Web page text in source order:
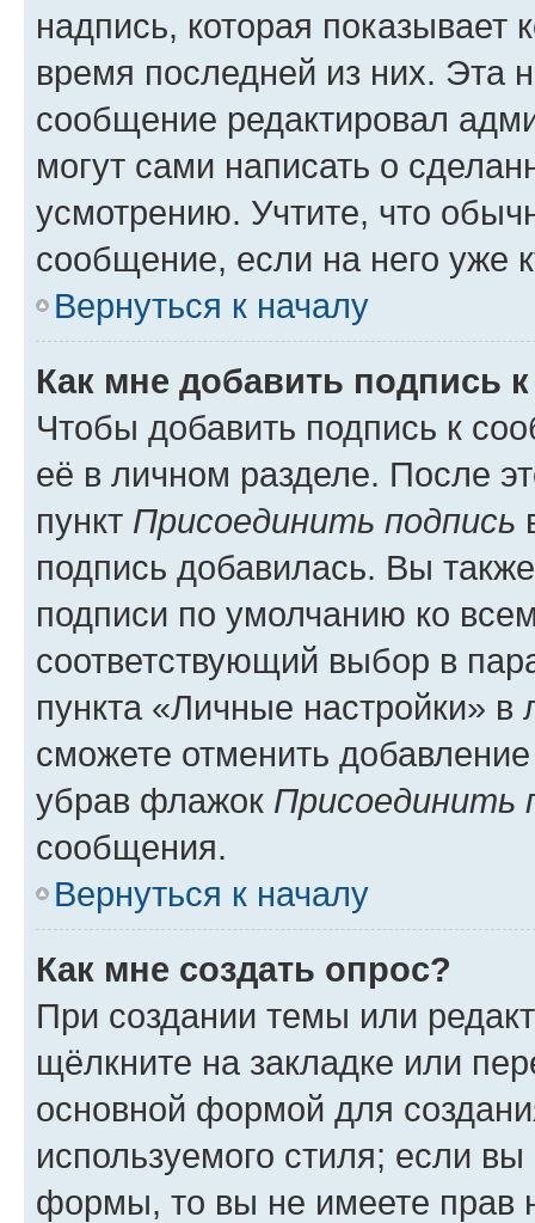
надпись, которая показывает
время последней из них. Эта
сообщение редактировал
могут сами написать о
усмотрению. Учтите, что
сообщение, если на него уже
Вернуться к началу
Как мне добавить подпись
Чтобы добавить подпись к
её в личном разделе. После
пункт Присоединить подпись
подпись добавилась. Вы
подписи по умолчанию ко
соответствующий выбор в
пункта «Личные настройки»
сможете отменить
убрав флажок Присоединить
сообщения.
Вернуться к началу
Как мне создать опрос?
При создании темы или
щёлкните на закладке или
основной формой для
используемого стиля; если
формы, то вы не имеете прав